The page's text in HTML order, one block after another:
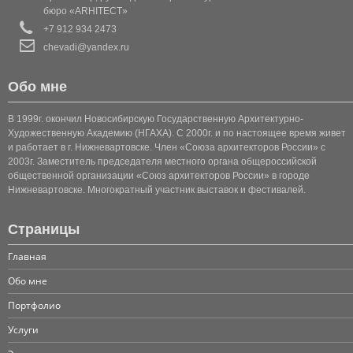
КОТТЕДЖ 2
КОТТЕДЖ 4
КОТТЕДЖ 5
КОТТЕДЖ 6
КОТТЕДЖ (КЛАССИКА 2)
КОТТЕДЖ 7
КОТТЕДЖ 8
бюро «ARHITECT»
+7 912 934 2473
chevadi@yandex.ru
Обо мне
В 1999г. окончил Новосибирскую Государственную Архитектурно-
Художественную Академию (НГАХА). С 2000г. и по настоящее время живет
и работает в г. Нижневартовске. Член «Союза архитекторов России» с
2003г. Заместитель председателя местного органа общероссийской
общественной организации «Союз архитекторов России» в городе
Нижневартовске. Многократный участник выставок и фестивалей.
Страницы
Главная
Обо мне
Портфолио
Услуги